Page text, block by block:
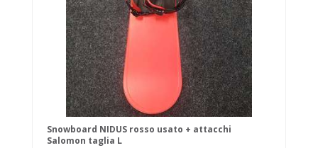
Snowboard NIDUS rosso usato + attacchi
Salomon taglia L